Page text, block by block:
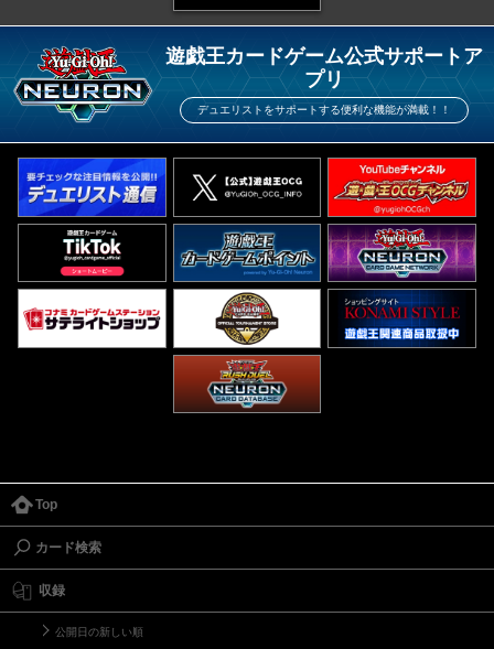
遊戯王カードゲーム公式サポートア
プリ
デュエリストをサポートする便利な機能が満載！！
Top
カード検索
収録
公開日の新しい順